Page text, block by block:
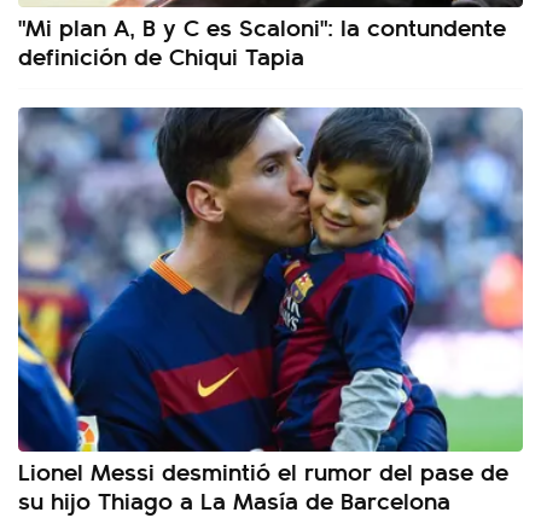
"Mi plan A, B y C es Scaloni": la contundente
definición de Chiqui Tapia
Lionel Messi desmintió el rumor del pase de
su hijo Thiago a La Masía de Barcelona